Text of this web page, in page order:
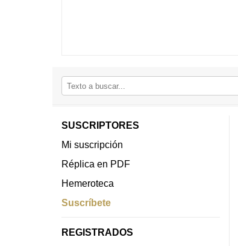
SUSCRIPTORES
Mi suscripción
Réplica en PDF
Hemeroteca
Suscríbete
REGISTRADOS